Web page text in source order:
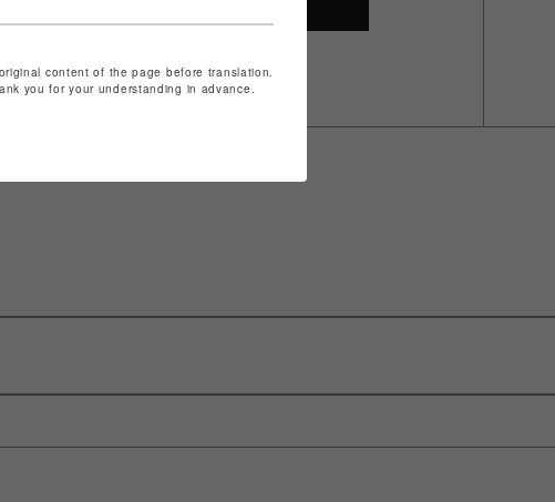
content of the page before translation.
you for your understanding in advance.